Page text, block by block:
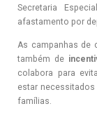
Secretaria
afastamento por
As campanhas de
também de
colabora para
estar
famílias.